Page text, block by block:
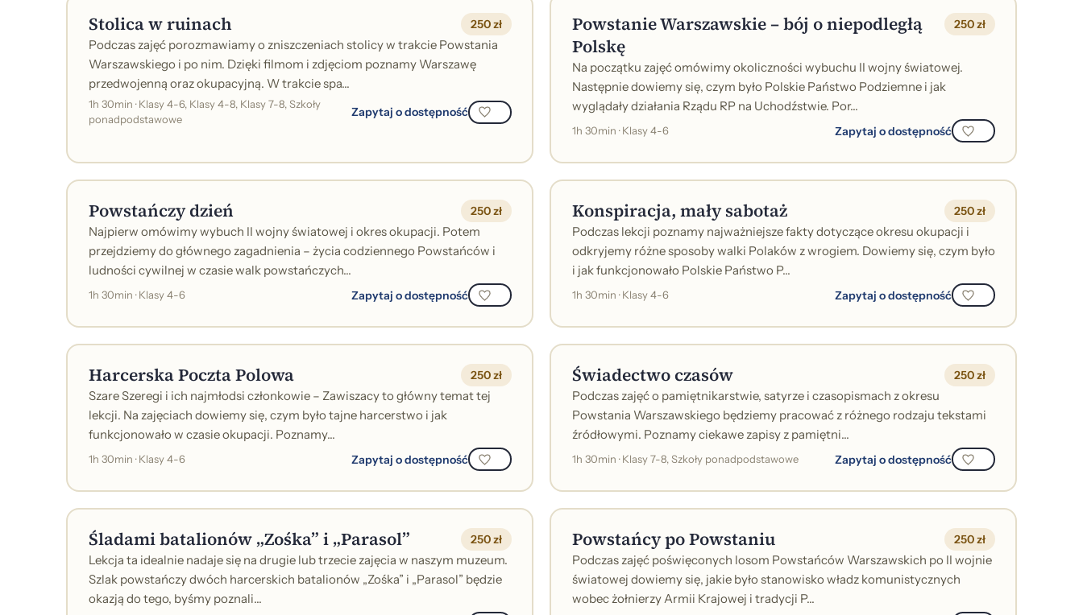
Stolica w ruinach 250 zł
Podczas zajęć porozmawiamy o zniszczeniach stolicy w trakcie Powstania
Warszawskiego i po nim. Dzięki filmom i zdjęciom poznamy Warszawę
przedwojenną oraz okupacyjną. W trakcie spa...
1h 30min · Klasy 4-6, Klasy 4-8, Klasy 7-8, Szkoły
ponadpodstawowe
Zapytaj o dostępność
Powstanie Warszawskie – bój o niepodległą
Polskę
250 zł
Na początku zajęć omówimy okoliczności wybuchu II wojny światowej.
Następnie dowiemy się, czym było Polskie Państwo Podziemne i jak
wyglądały działania Rządu RP na Uchodźstwie. Por...
1h 30min · Klasy 4-6 Zapytaj o dostępność
Powstańczy dzień 250 zł
Najpierw omówimy wybuch II wojny światowej i okres okupacji. Potem
przejdziemy do głównego zagadnienia – życia codziennego Powstańców i
ludności cywilnej w czasie walk powstańczych...
1h 30min · Klasy 4-6 Zapytaj o dostępność
Konspiracja, mały sabotaż 250 zł
Podczas lekcji poznamy najważniejsze fakty dotyczące okresu okupacji i
odkryjemy różne sposoby walki Polaków z wrogiem. Dowiemy się, czym było
i jak funkcjonowało Polskie Państwo P...
1h 30min · Klasy 4-6 Zapytaj o dostępność
Harcerska Poczta Polowa 250 zł
Szare Szeregi i ich najmłodsi członkowie – Zawiszacy to główny temat tej
lekcji. Na zajęciach dowiemy się, czym było tajne harcerstwo i jak
funkcjonowało w czasie okupacji. Poznamy...
1h 30min · Klasy 4-6 Zapytaj o dostępność
Świadectwo czasów 250 zł
Podczas zajęć o pamiętnikarstwie, satyrze i czasopismach z okresu
Powstania Warszawskiego będziemy pracować z różnego rodzaju tekstami
źródłowymi. Poznamy ciekawe zapisy z pamiętni...
1h 30min · Klasy 7-8, Szkoły ponadpodstawowe Zapytaj o dostępność
Śladami batalionów „Zośka” i „Parasol” 250 zł
Lekcja ta idealnie nadaje się na drugie lub trzecie zajęcia w naszym muzeum.
Szlak powstańczy dwóch harcerskich batalionów „Zośka” i „Parasol” będzie
okazją do tego, byśmy poznali...
Powstańcy po Powstaniu 250 zł
Podczas zajęć poświęconych losom Powstańców Warszawskich po II wojnie
światowej dowiemy się, jakie było stanowisko władz komunistycznych
wobec żołnierzy Armii Krajowej i tradycji P...